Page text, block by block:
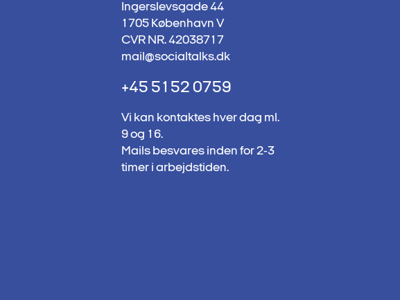
Ingerslevsgade 44
1705 København V
CVR NR. 42038717
mail@socialtalks.dk
+45 5152 0759
Vi kan kontaktes hver dag ml.
9 og 16.
Mails besvares inden for 2-3
timer i arbejdstiden.